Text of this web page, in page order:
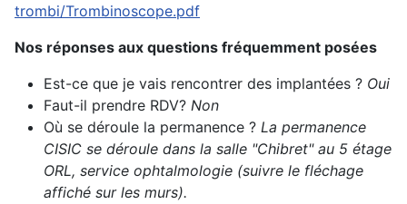
trombi/Trombinoscope.pdf
Nos réponses aux questions fréquemment posées
Est-ce que je vais rencontrer des implantées ? Oui
Faut-il prendre RDV? Non
Où se déroule la permanence ? La permanence
CISIC se déroule dans la salle "Chibret" au 5 étage
ORL, service ophtalmologie (suivre le fléchage
affiché sur les murs).